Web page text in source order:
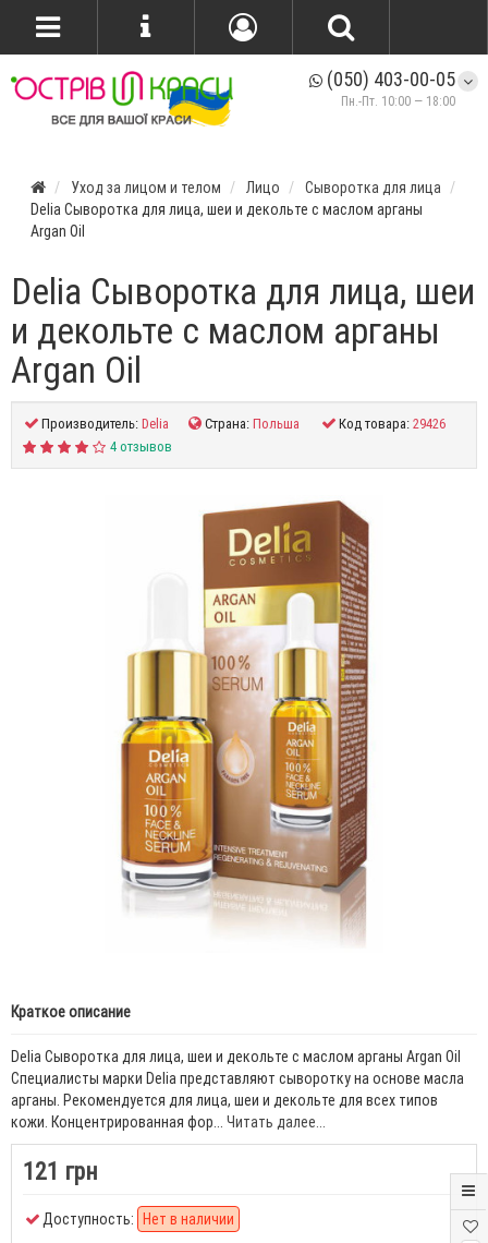
(050) 403-00-05
Пн.-Пт. 10:00 — 18:00
Уход за лицом и телом Лицо
Сыворотка для лица
Delia Сыворотка для лица, шеи и декольте с маслом арганы
Argan Oil
Delia Сыворотка для лица, шеи
и декольте с маслом арганы
Argan Oil
Производитель:Delia Страна:Польша Код товара:29426
4 отзывов
Краткое описание
Delia Сыворотка для лица, шеи и декольте с маслом арганы Argan Oil
Специалисты марки Delia представляют сыворотку на основе масла
арганы. Рекомендуется для лица, шеи и декольте для всех типов
кожи. Концентрированная фор... Читать далее...
121 грн
Доступность: Нет в наличии